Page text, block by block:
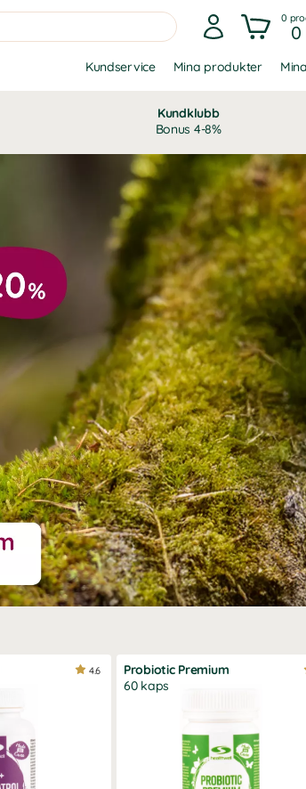
0
0
Kundservice Mina produkter
Kundklubb
Bonus 4-8%
4.6
Probiotic Premium
60 kaps